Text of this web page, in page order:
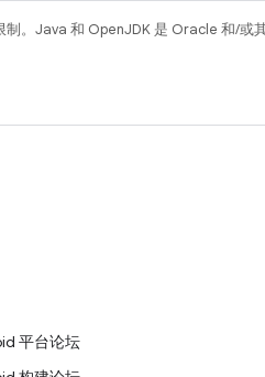
。Java 和 OpenJDK 是 Oracle 和/或
平台论坛